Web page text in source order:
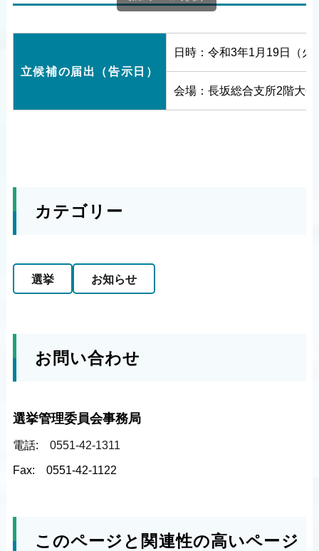
立候補の届出（告示日）
日時：令和3年1月19日（
会場：長坂総合支所2階大会
カテゴリー
選挙 お知らせ
お問い合わせ
選挙管理委員会事務局
電話: 0551-42-1311
Fax: 0551-42-1122
このページと関連性の高いページ